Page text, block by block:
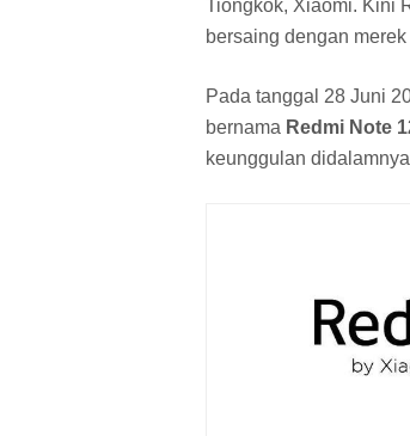
Tiongkok, Xiaomi. Kini
bersaing dengan
Pada tanggal 28 Juni
bernama Redmi Note
keunggulan